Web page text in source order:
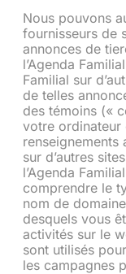
Nous pouvons
fournisseurs de
annonces de
l’Agenda
Familial sur
de telles
des témoins («
votre ordinateur
renseignements
sur d’autres
l’Agenda
comprendre le
nom de
desquels vous
activités sur le
sont utilisés
les campagnes